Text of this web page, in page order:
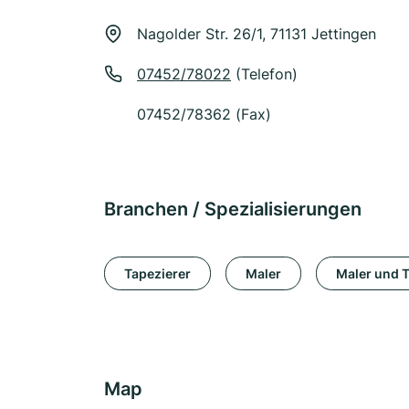
Nagolder Str. 26/1, 71131 Jettingen
07452/78022 (Telefon)
07452/78362 (Fax)
Branchen / Spezialisierungen
Tapezierer Maler Maler und
Map